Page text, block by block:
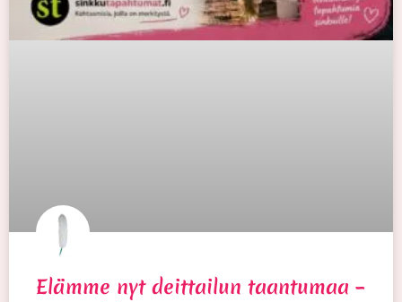
Elämme nyt deittailun taantumaa –